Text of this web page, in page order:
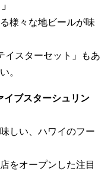
様々な地ビールが味
イスターセット」もあ
。
イブスターシュリン
しい、ハワイのフー
をオープンした注目